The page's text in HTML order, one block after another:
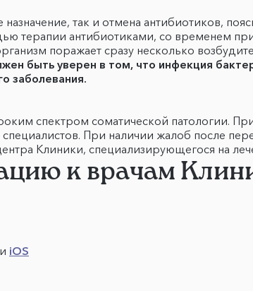
так и отмена антибиотиков,
терапии антибиотиками, со временем
поражает сразу несколько
быть уверен в том, что инфекция
заболевания.
спектром соматической патологии.
При наличии жалоб после
Клиники, специализирующегося на
к врачам
и iOS